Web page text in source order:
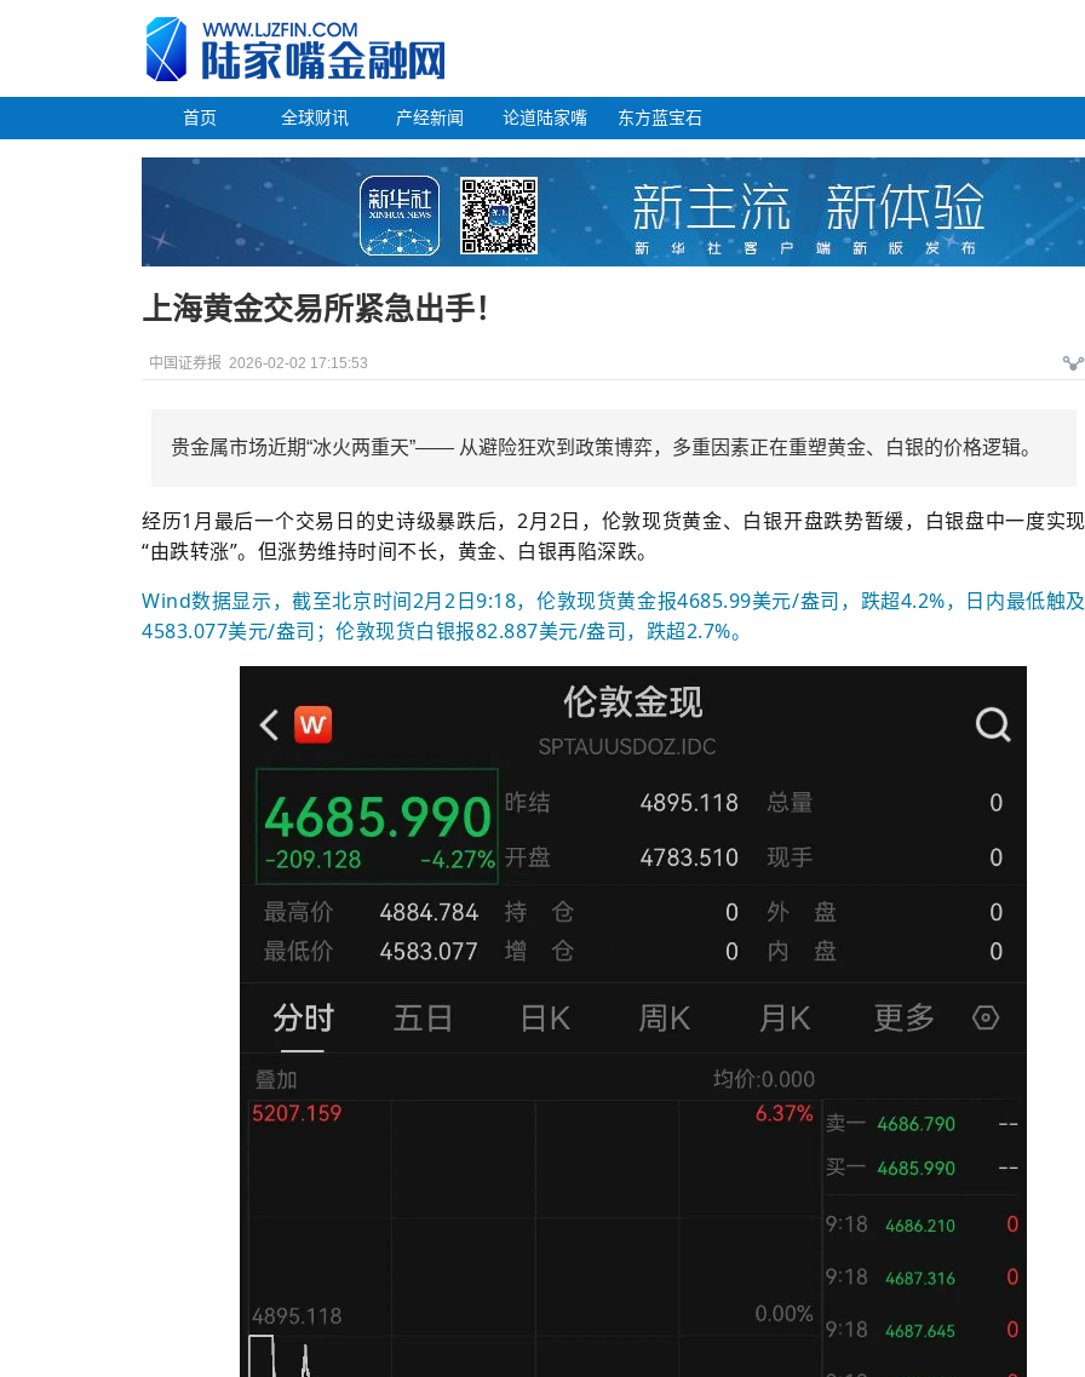
首页 全球财讯 产经新闻 论道陆家嘴 东方蓝宝石
上海黄金交易所紧急出手！
中国证券报 2026-02-02 17:15:53
贵金属市场近期“冰火两重天”—— 从避险狂欢到政策博弈，多重因素正在重塑黄金、白银的价格逻辑。
经历1月最后一个交易日的史诗级暴跌后，2月2日，伦敦现货黄金、白银开盘跌势暂缓，白银盘中一度实现
“由跌转涨”。但涨势维持时间不长，黄金、白银再陷深跌。
Wind数据显示，截至北京时间2月2日9:18，伦敦现货黄金报4685.99美元/盎司，跌超4.2%，日内最低触及
4583.077美元/盎司；伦敦现货白银报82.887美元/盎司，跌超2.7%。